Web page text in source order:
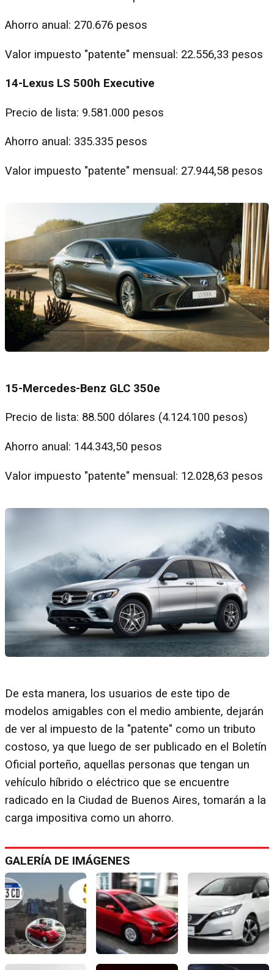
Ahorro anual: 270.676 pesos
Valor impuesto "patente" mensual: 22.556,33 pesos
14-Lexus LS 500h Executive
Precio de lista: 9.581.000 pesos
Ahorro anual: 335.335 pesos
Valor impuesto "patente" mensual: 27.944,58 pesos
15-Mercedes-Benz GLC 350e
Precio de lista: 88.500 dólares (4.124.100 pesos)
Ahorro anual: 144.343,50 pesos
Valor impuesto "patente" mensual: 12.028,63 pesos
De esta manera, los usuarios de este tipo de
modelos amigables con el medio ambiente, dejarán
de ver al impuesto de la "patente" como un tributo
costoso, ya que luego de ser publicado en el Boletín
Oficial porteño, aquellas personas que tengan un
vehículo híbrido o eléctrico que se encuentre
radicado en la Ciudad de Buenos Aires, tomarán a la
carga impositiva como un ahorro.
GALERÍA DE IMÁGENES